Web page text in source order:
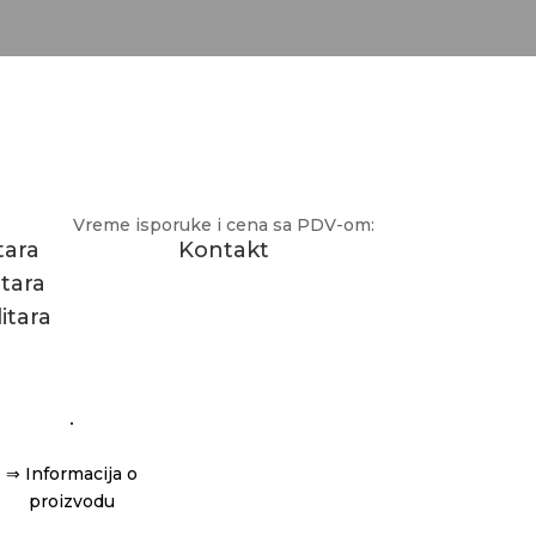
Vreme isporuke i cena sa PDV-om:
Kontakt
⇒ Informacija o
proizvodu